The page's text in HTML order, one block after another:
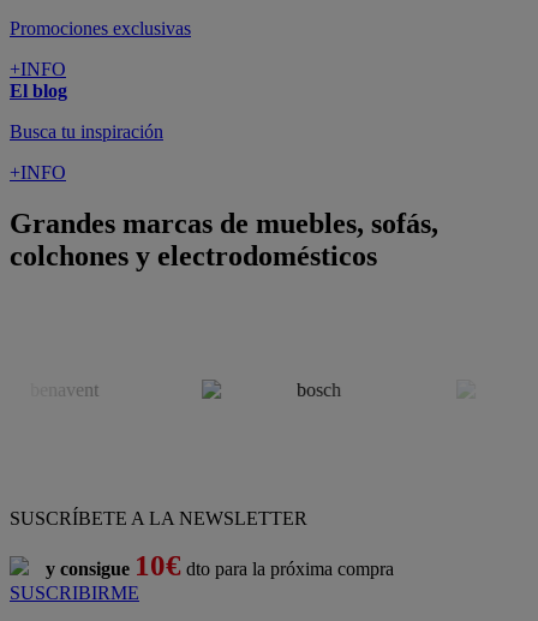
Promociones exclusivas
+INFO
El blog
Busca tu inspiración
+INFO
Grandes marcas de muebles, sofás,
colchones y electrodomésticos
SUSCRÍBETE A LA NEWSLETTER
y consigue 10€ dto para la próxima compra
SUSCRIBIRME